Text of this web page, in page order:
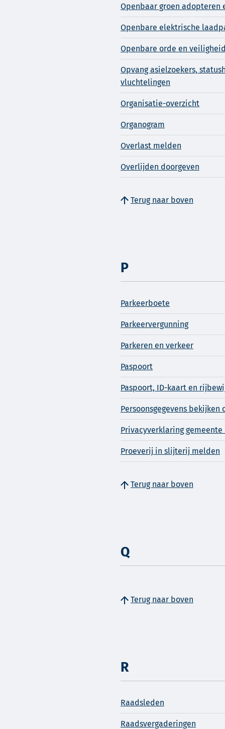
Openbaar groen adopteren
Openbare elektrische
Openbare orde en
Opvang asielzoekers,
vluchtelingen
Organisatie-overzicht
Organogram
Overlast melden
Overlijden doorgeven
Terug naar boven
P
Parkeerboete
Parkeervergunning
Parkeren en verkeer
Paspoort
Paspoort, ID-kaart en
Persoonsgegevens bekijken
Privacyverklaring
Proeverij in slijterij melden
Terug naar boven
Q
Terug naar boven
R
Raadsleden
Raadsvergaderingen